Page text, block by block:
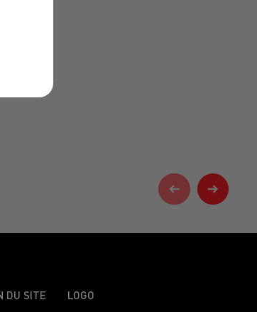
DU SITE LOGO